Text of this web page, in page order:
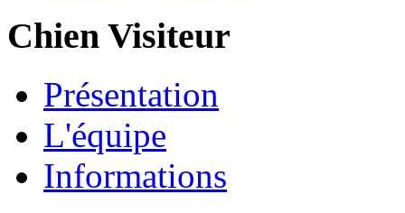
Chien Visiteur
Présentation
L'équipe
Informations